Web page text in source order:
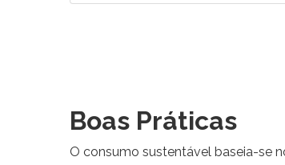
Boas Práticas
O consumo sustentável baseia-se